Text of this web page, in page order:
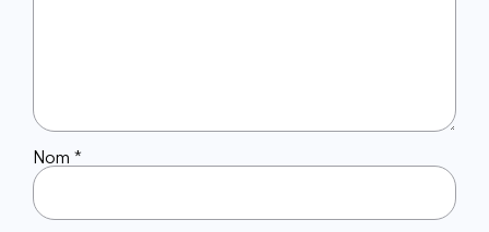
Nom *